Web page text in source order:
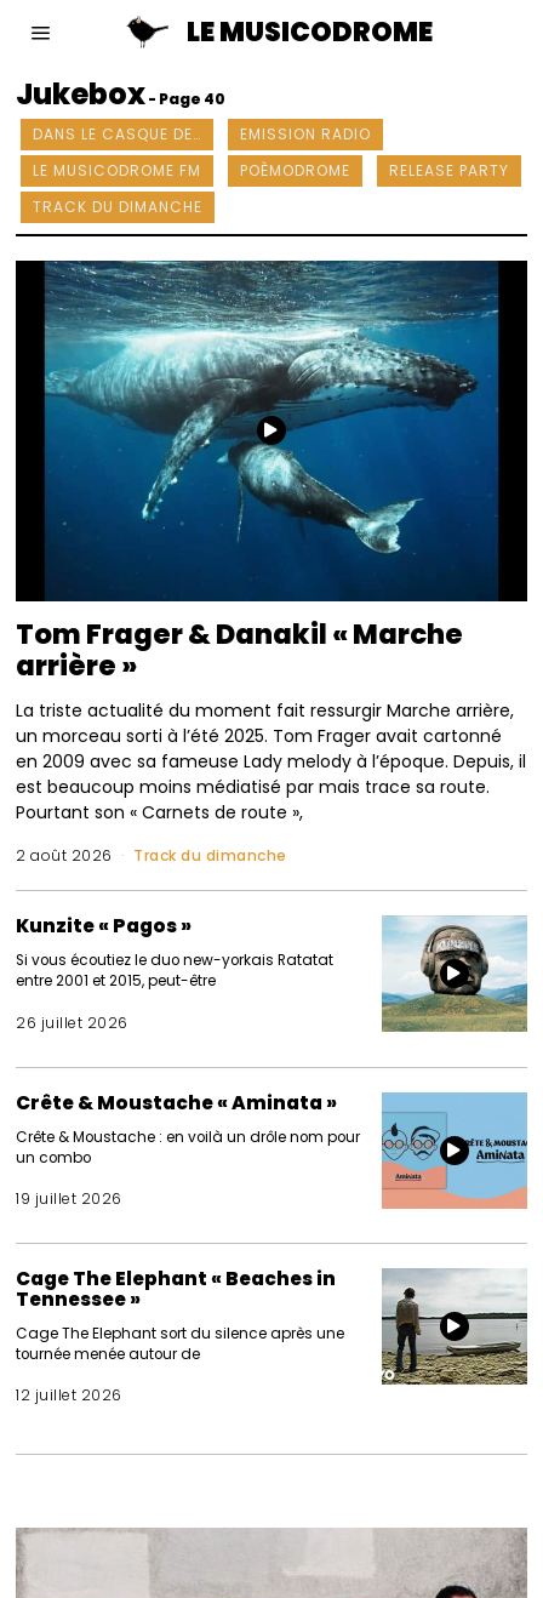
LE MUSICODROME
Jukebox- Page 40
DANS LE CASQUE DE…
EMISSION RADIO
LE MUSICODROME FM
POÈMODROME
RELEASE PARTY
TRACK DU DIMANCHE
Tom Frager & Danakil « Marche
arrière »
La triste actualité du moment fait ressurgir Marche arrière,
un morceau sorti à l’été 2025. Tom Frager avait cartonné
en 2009 avec sa fameuse Lady melody à l’époque. Depuis, il
est beaucoup moins médiatisé par mais trace sa route.
Pourtant son « Carnets de route »,
2 août 2026 Track du dimanche
Kunzite « Pagos »
Si vous écoutiez le duo new-yorkais Ratatat
entre 2001 et 2015, peut-être
26 juillet 2026
Crête & Moustache « Aminata »
Crête & Moustache : en voilà un drôle nom pour
un combo
19 juillet 2026
Cage The Elephant « Beaches in
Tennessee »
Cage The Elephant sort du silence après une
tournée menée autour de
12 juillet 2026